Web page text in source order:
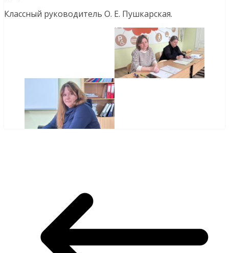
Классный руководитель О. Е. Пушкарская.